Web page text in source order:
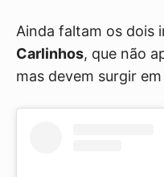
Ainda faltam os dois
Carlinhos, que não
mas devem surgir